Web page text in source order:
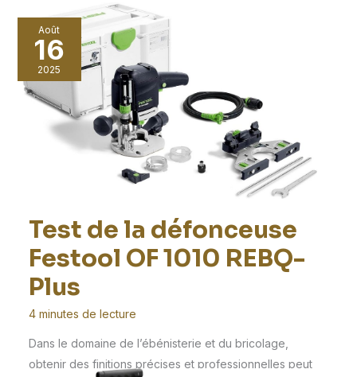
Août
16
2025
Test de la défonceuse
Festool OF 1010 REBQ-
Plus
4 minutes de lecture
Dans le domaine de l’ébénisterie et du bricolage,
obtenir des finitions précises et professionnelles peut